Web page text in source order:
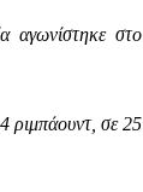
αγωνίστηκε στο
ριμπάουντ, σε 25